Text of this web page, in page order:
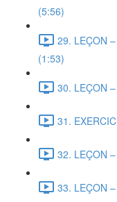
(5:56)
29. LEÇON
(1:53)
30. LEÇON
31.
32. LEÇON
33. LEÇON